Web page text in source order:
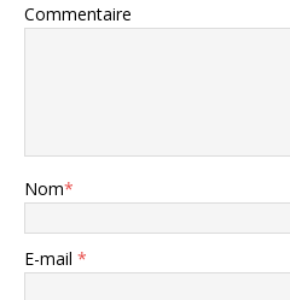
Commentaire
Nom*
E-mail *